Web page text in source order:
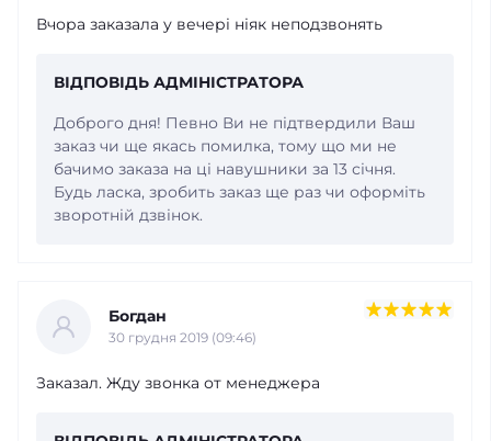
Вчора заказала у вечері ніяк неподзвонять
ВІДПОВІДЬ АДМІНІСТРАТОРА
Доброго дня! Певно Ви не підтвердили Ваш
заказ чи ще якась помилка, тому що ми не
бачимо заказа на ці навушники за 13 січня.
Будь ласка, зробить заказ ще раз чи оформіть
зворотній дзвінок.
Богдан
30 грудня 2019 (09:46)
Заказал. Жду звонка от менеджера